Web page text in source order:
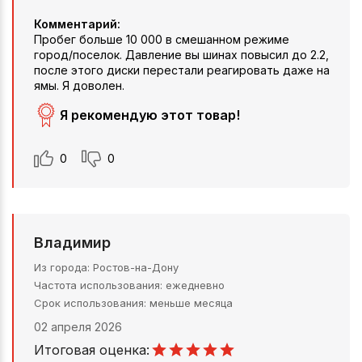
Комментарий:
Пробег больше 10 000 в смешанном режиме
город/поселок. Давление вы шинах повысил до 2.2,
после этого диски перестали реагировать даже на
ямы. Я доволен.
Я рекомендую этот товар!
0 0
Владимир
Из города Ростов-на-Дону
Частота использования ежедневно
Срок использования меньше месяца
02 апреля 2026
Итоговая оценка: